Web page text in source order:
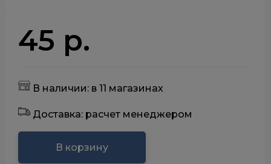
45 р.
В наличии: в 11 магазинах
Доставка: расчет менеджером
В корзину